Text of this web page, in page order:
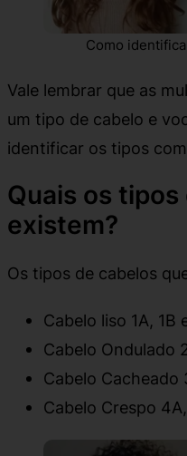
Como
Vale lembrar que as
um tipo de cabelo e
identificar os tipos
Quais os
existem?
Os tipos de cabelos
Cabelo liso 1A, 1B
Cabelo Ondulado
Cabelo Cacheado
Cabelo Crespo